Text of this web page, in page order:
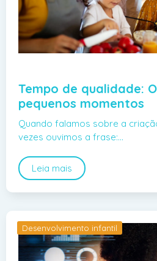
Tempo de qualidade:
pequenos momentos
Quando falamos sobre a
vezes ouvimos a frase:…
Leia mais
Desenvolvimento infantil